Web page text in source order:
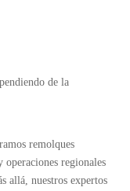
de la
remolques
operaciones regionales
allá, nuestros expertos